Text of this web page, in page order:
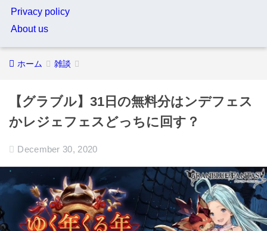
Privacy policy
About us
ホーム 雑談
【グラブル】31日の無料分はンデフェス
かレジェフェスどっちに回す？
December 30, 2020